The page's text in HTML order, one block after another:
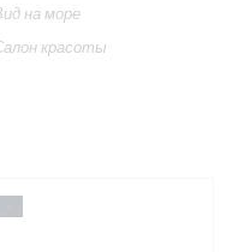
на море
красоты